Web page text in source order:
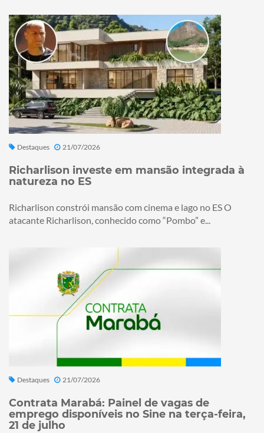
Destaques 21/07/2026
Richarlison investe em mansão integrada à
natureza no ES
Richarlison constrói mansão com cinema e lago no ES O
atacante Richarlison, conhecido como “Pombo” e...
Destaques 21/07/2026
Contrata Marabá: Painel de vagas de
emprego disponíveis no Sine na terça-feira,
21 de julho